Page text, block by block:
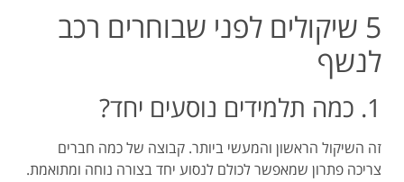
5 שיקולים לפני שבוחרים רכב
לנשף
1. כמה תלמידים נוסעים יחד?
זה השיקול הראשון והמעשי ביותר. קבוצה של כמה חברים
צריכה פתרון שמאפשר לכולם לנסוע יחד בצורה נוחה ומתואמת.